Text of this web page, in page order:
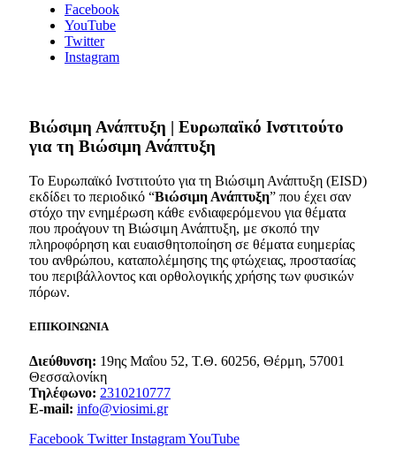
Facebook
YouTube
Twitter
Instagram
Bιώσιμη Ανάπτυξη | Ευρωπαϊκό Ινστιτούτο
για τη Βιώσιμη Ανάπτυξη
Το Ευρωπαϊκό Ινστιτούτο για τη Βιώσιμη Ανάπτυξη (EISD)
εκδίδει το περιοδικό “Βιώσιμη Ανάπτυξη” που έχει σαν
στόχο την ενημέρωση κάθε ενδιαφερόμενου για θέματα
που προάγουν τη Βιώσιμη Ανάπτυξη, με σκοπό την
πληροφόρηση και ευαισθητοποίηση σε θέματα ευημερίας
του ανθρώπου, καταπολέμησης της φτώχειας, προστασίας
του περιβάλλοντος και ορθολογικής χρήσης των φυσικών
πόρων.
ΕΠΙΚΟΙΝΩΝΙΑ
Διεύθυνση: 19ης Μαΐου 52, Τ.Θ. 60256, Θέρμη, 57001
Θεσσαλονίκη
Τηλέφωνο: 2310210777
E-mail: info@viosimi.gr
Facebook Twitter InstagramYouTube